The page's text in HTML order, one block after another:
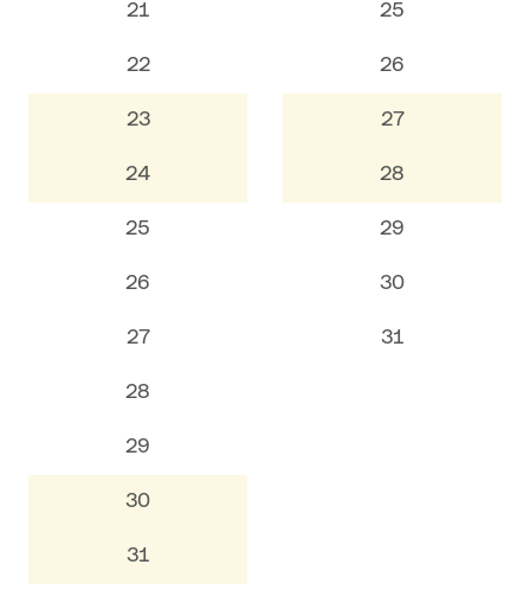
21
22
23
24
25
26
27
28
29
30
31
25
26
27
28
29
30
31